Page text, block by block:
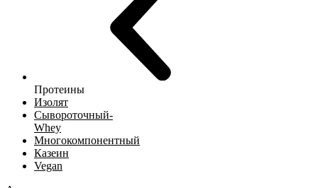
Протеины
Изолят
Сывороточный-
Whey
Многокомпонентный
Казеин
Vegan